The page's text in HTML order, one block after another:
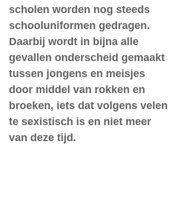
scholen worden nog steeds
schooluniformen gedragen.
Daarbij wordt in bijna alle
gevallen onderscheid gemaakt
tussen jongens en meisjes
door middel van rokken en
broeken, iets dat volgens velen
te sexistisch is en niet meer
van deze tijd.